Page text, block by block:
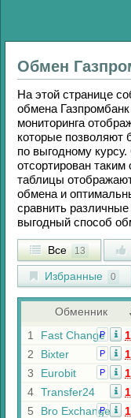
Обмен
На этой странице
обмена
мониторинга
которые позволяют
по выгодному
отсортирован
таблицы
обмена и
сравнить
выгодный способ
Все 13
Избранные 0
Обменник
1
Fast Change
Р
2
Bixter Р
3
Eurobit Р
4 Transfer24
5
Bro Exchange
Р